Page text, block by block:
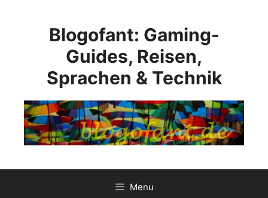
Blogofant: Gaming-
Guides, Reisen,
Sprachen & Technik
Menu